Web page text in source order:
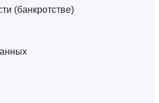
(банкротстве)